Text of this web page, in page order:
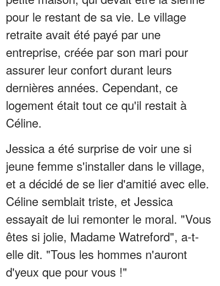
pour le restant de sa vie. Le village
retraite avait été payé par une
entreprise, créée par son mari pour
assurer leur confort durant leurs
dernières années. Cependant, ce
logement était tout ce qu'il restait à
Céline.
Jessica a été surprise de voir une si
jeune femme s'installer dans le village,
et a décidé de se lier d'amitié avec elle.
Céline semblait triste, et Jessica
essayait de lui remonter le moral. "Vous
êtes si jolie, Madame Watreford", a-t-
elle dit. "Tous les hommes n'auront
d'yeux que pour vous !"